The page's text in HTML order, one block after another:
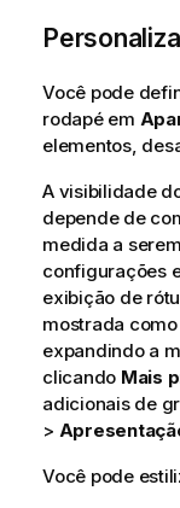
Você pode
rodapé em
elementos,
A visibilidade
depende de
medida a
configurações
exibição de
mostrada como
expandindo a
clicando Mais
adicionais de
>
Você pode